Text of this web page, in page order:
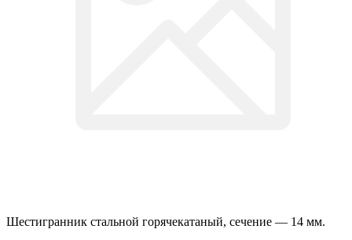
Шестигранник стальной горячекатаный, сечение — 14 мм.